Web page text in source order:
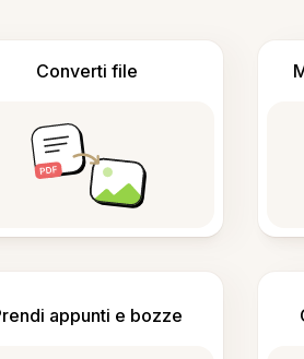
Converti file
appunti e bozze